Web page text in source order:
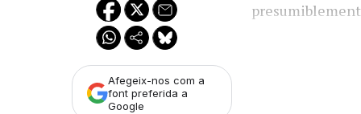
Afegeix-nos com a
font preferida a
Google